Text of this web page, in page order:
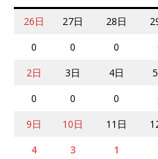
26日 27日 28日
0
0 0
2日
3日 4日
0
0 0
9日
10日 11日
4
3 1